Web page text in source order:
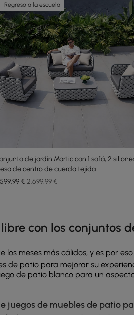
Regreso a la escuela
de jardín Martic con 1 sofá, 2
de centro de cuerda tejida
,99€ 2.699,99 €
con los conjuntos
meses más cálidos, y es por
de patio para mejorar su
de patio blanco para un
juegos de muebles de patio